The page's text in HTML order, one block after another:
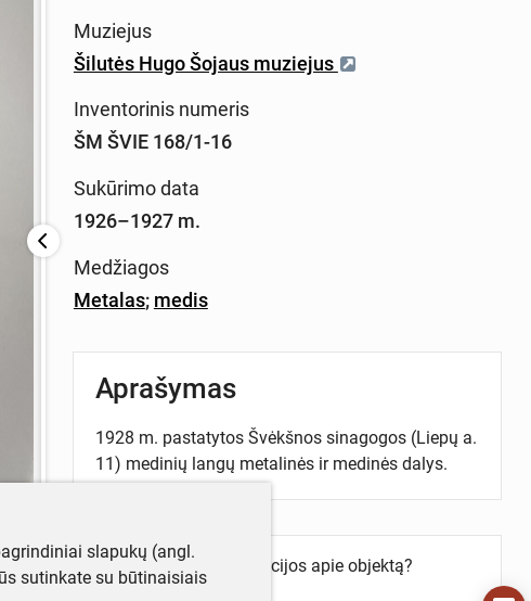
Muziejus
Šilutės Hugo Šojaus muziejus
Inventorinis numeris
ŠM ŠVIE 168/1-16
Sukūrimo data
1926–1927 m.
Medžiagos
Metalas; medis
Aprašymas
1928 m. pastatytos Švėkšnos sinagogos (Liepų a.
11) medinių langų metalinės ir medinės dalys.
Turite daugiau informacijos apie objektą?
slapukų (angl.
sutinkate su būtinaisiais